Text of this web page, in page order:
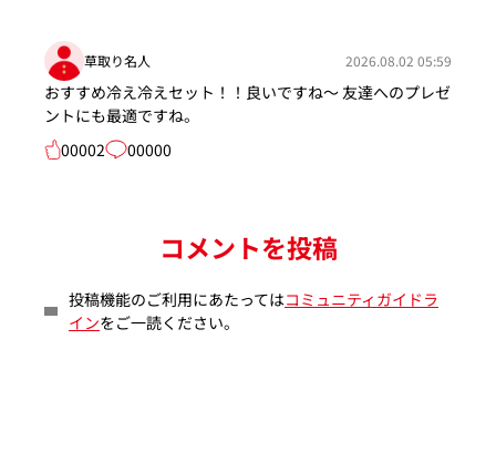
草取り名人 2026.08.02 05:59
おすすめ冷え冷えセット！！良いですね～ 友達へのプレゼ
ントにも最適ですね。
00002
00000
コメントを投稿
投稿機能のご利用にあたってはコミュニティガイドラ
インをご一読ください。